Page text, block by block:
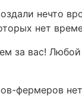
нечто
нет
за вас!
фермеров